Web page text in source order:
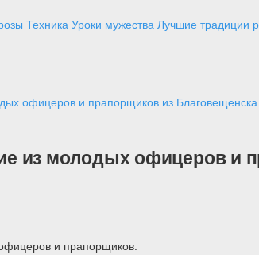
Техника Уроки мужества Лучшие традиции
офицеров и прапорщиков из Благовещенска
из молодых офицеров и
и прапорщиков.